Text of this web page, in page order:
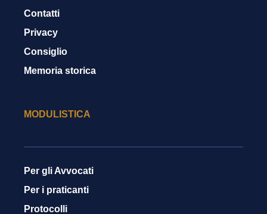
Contatti
Privacy
Consiglio
Memoria storica
MODULISTICA
Per gli Avvocati
Per i praticanti
Protocolli